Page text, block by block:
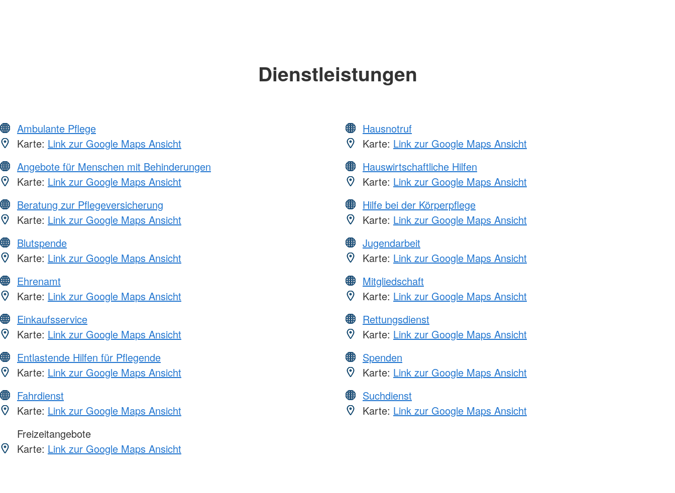
Dienstleistungen
Ambulante Pflege
Karte: Link zur Google Maps Ansicht
Angebote für Menschen mit Behinderungen
Karte: Link zur Google Maps Ansicht
Beratung zur Pflegeversicherung
Karte: Link zur Google Maps Ansicht
Blutspende
Karte: Link zur Google Maps Ansicht
Ehrenamt
Karte: Link zur Google Maps Ansicht
Einkaufsservice
Karte: Link zur Google Maps Ansicht
Entlastende Hilfen für Pflegende
Karte: Link zur Google Maps Ansicht
Fahrdienst
Karte: Link zur Google Maps Ansicht
Freizeitangebote
Karte: Link zur Google Maps Ansicht
Hausnotruf
Karte: Link zur Google Maps Ansicht
Hauswirtschaftliche Hilfen
Karte: Link zur Google Maps Ansicht
Hilfe bei der Körperpflege
Karte: Link zur Google Maps Ansicht
Jugendarbeit
Karte: Link zur Google Maps Ansicht
Mitgliedschaft
Karte: Link zur Google Maps Ansicht
Rettungsdienst
Karte: Link zur Google Maps Ansicht
Spenden
Karte: Link zur Google Maps Ansicht
Suchdienst
Karte: Link zur Google Maps Ansicht